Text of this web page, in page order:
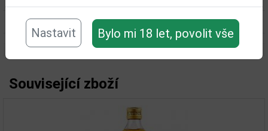
Nastavit Bylo mi 18 let, povolit vše
Objem obalu (L): 0,7
Související zboží